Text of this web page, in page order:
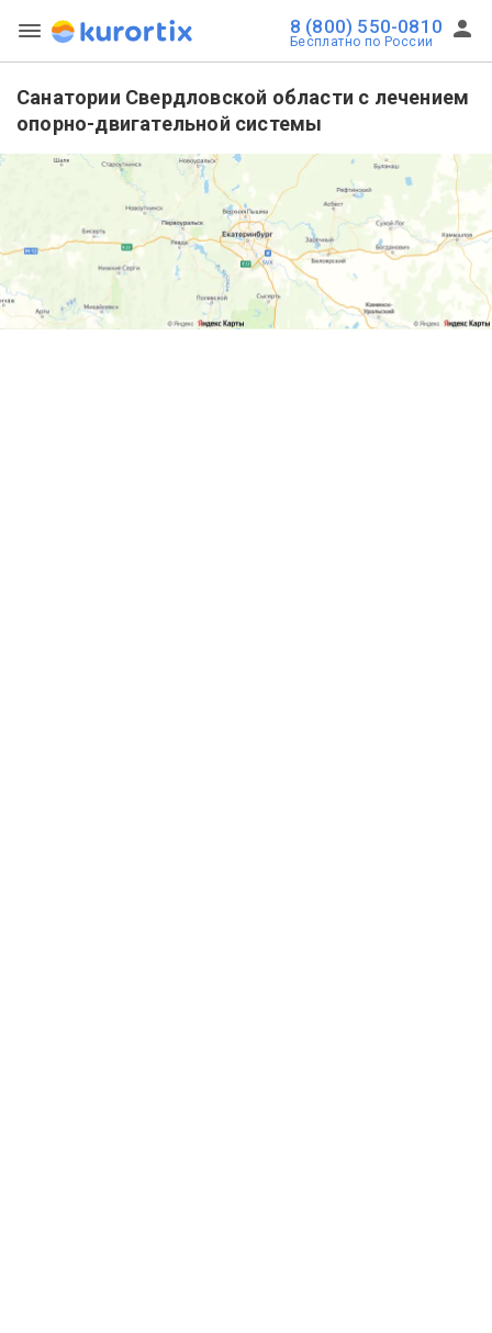
8 (800) 550-0810
Бесплатно по России
Санатории Свердловской области с лечением
опорно-двигательной системы